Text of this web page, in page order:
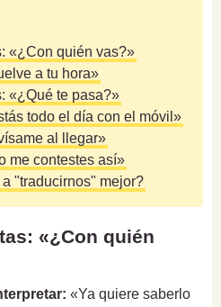
«¿Con quién vas?»
a tu hora»
«¿Qué te pasa?»
todo el día con el móvil»
al llegar»
me contestes así»
"traducirnos" mejor?
«¿Con quién
«Ya quiere saberlo